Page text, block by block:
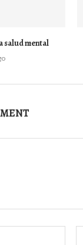
salud mental